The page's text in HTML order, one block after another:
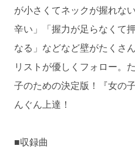
が小さくてネックが握れな
辛い」「握力が足らなくて
なる」などなど壁がたくさ
リストが優しくフォロー。
子のための決定版！『女の
んぐん上達！
■収録曲